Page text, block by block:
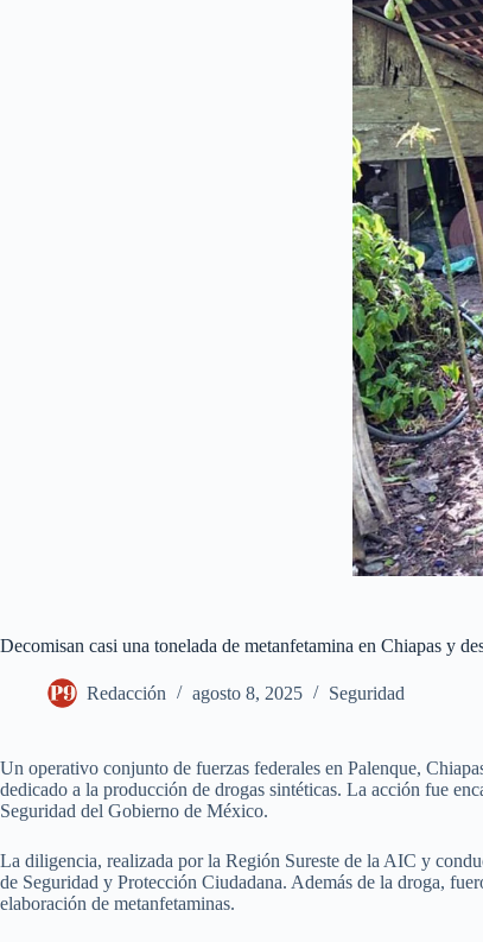
Decomisan casi una tonelada de metanfetamina en Chiapas y
Redacción agosto 8, 2025 Seguridad
Un operativo conjunto de fuerzas federales en Palenque,
dedicado a la producción de drogas sintéticas. La acción fue
Seguridad del Gobierno de México.
La diligencia, realizada por la Región Sureste de la AIC y
de Seguridad y Protección Ciudadana. Además de la droga,
elaboración de metanfetaminas.